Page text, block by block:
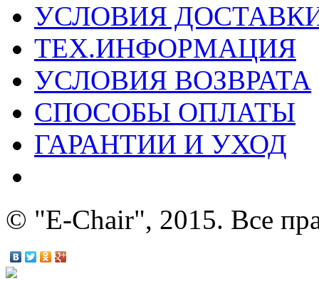
УСЛОВИЯ
ТЕХ.ИНФОРМАЦИЯ
УСЛОВИЯ ВОЗВРАТА
СПОСОБЫ ОПЛАТЫ
ГАРАНТИИ И УХОД
© "E-Chair", 2015. Все